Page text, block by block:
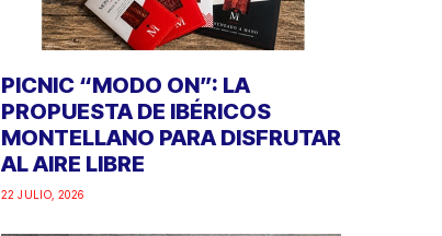
PICNIC “MODO ON”: LA
PROPUESTA DE IBÉRICOS
MONTELLANO PARA DISFRUTAR
AL AIRE LIBRE
22 JULIO, 2026